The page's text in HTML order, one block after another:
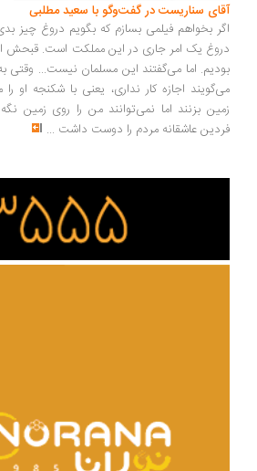
سناریست در گفت‌وگو با سعید مطلبی
بخواهم فیلمی بسازم که بگویم دروغ چیز بدی است
یک امر جاری در این مملکت است. قبحش از بین
اما می‌گفتند این مسلمان نیست... وقتی به آدمی
اجازه کار نداری، یعنی با شکنجه او را
بزنند اما نمی‌توانند من را روی زمین نگه
عاشقانه مردم را دوست داشت ...